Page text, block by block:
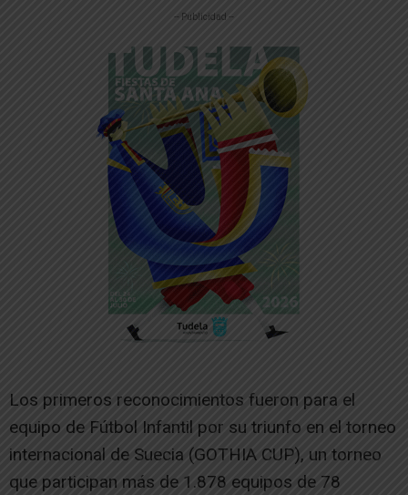
-- Publicidad --
Los primeros reconocimientos fueron para el
equipo de Fútbol Infantil por su triunfo en el torneo
internacional de Suecia (GOTHIA CUP), un torneo
que participan más de 1.878 equipos de 78